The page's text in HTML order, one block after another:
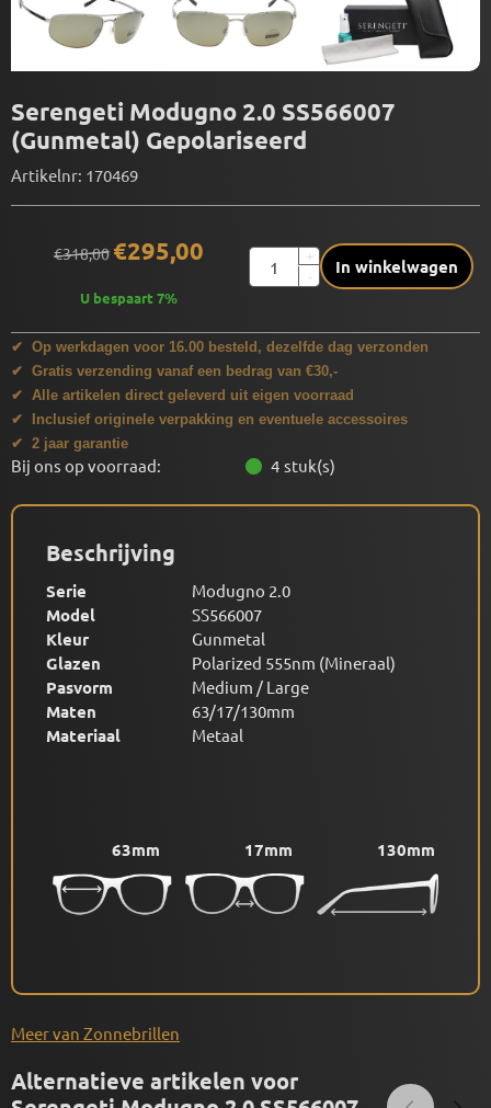
Serengeti Modugno 2.0 SS566007
(Gunmetal) Gepolariseerd
Artikelnr: 170469
€318,00 €295,00
U bespaart7%
Aantal
+
-
In winkelwagen
✔ Op werkdagen voor 16.00 besteld, dezelfde dag verzonden
✔ Gratis verzending vanaf een bedrag van €30,-
✔ Alle artikelen direct geleverd uit eigen voorraad
✔ Inclusief originele verpakking en eventuele accessoires
✔ 2 jaar garantie
Bij ons op voorraad: 4 stuk(s)
Beschrijving
Serie Modugno 2.0
Model SS566007
Kleur Gunmetal
Glazen Polarized 555nm (Mineraal)
Pasvorm Medium / Large
Maten 63/17/130mm
Materiaal Metaal
63mm 17mm 130mm
Meer van Zonnebrillen
Alternatieve artikelen voor